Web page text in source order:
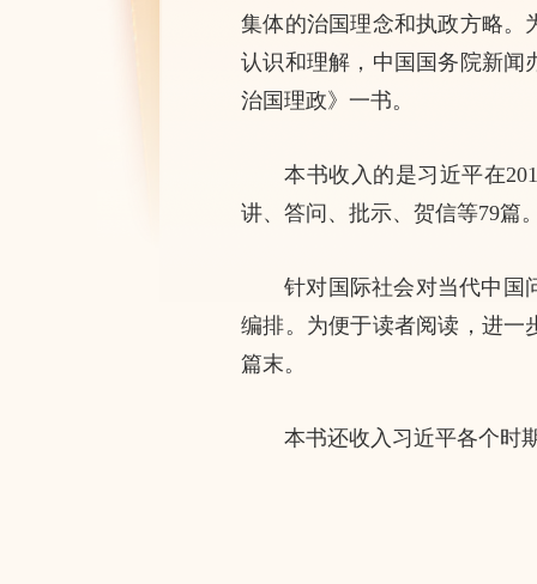
集体的治国理念和执政方略。
认识和理解，中国国务院新闻
治国理政》一书。
本书收入的是习近平在
讲、答问、批示、贺信等79篇
针对国际社会对当代中国
编排。为便于读者阅读，进一
篇末。
本书还收入习近平各个时